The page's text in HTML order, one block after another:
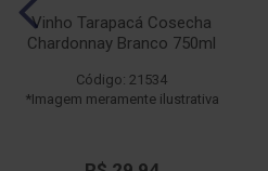
Vinho Tarapacá Cosecha
Chardonnay Branco 750ml
Código: 21534
*Imagem meramente ilustrativa